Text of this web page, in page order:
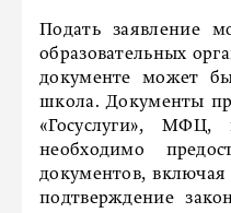
Подать заявление
образовательных
документе может
школа. Документы
«Госуслуги», МФЦ,
необходимо
документов, включая
подтверждение